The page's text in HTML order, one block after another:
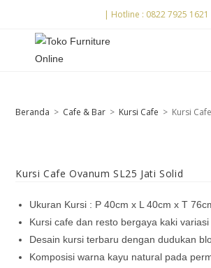
| Hotline : 0822 7925 1621
Beranda > Cafe & Bar > Kursi Cafe > Kursi
Kursi Cafe Ovanum SL25 Jati Solid
Ukuran Kursi : P 40cm x L 40cm x T
Kursi cafe dan resto bergaya kaki
Desain kursi terbaru dengan dudukan
Komposisi warna kayu natural pada